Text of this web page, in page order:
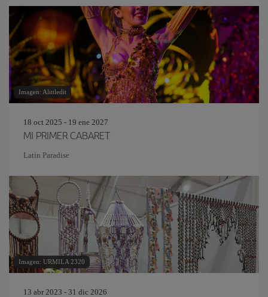
Imagen: Alittledit
18 oct 2025 - 19 ene 2027
MI PRIMER CABARET
Latin Paradise
Imagen: URMILA 2320
13 abr 2023 - 31 dic 2026